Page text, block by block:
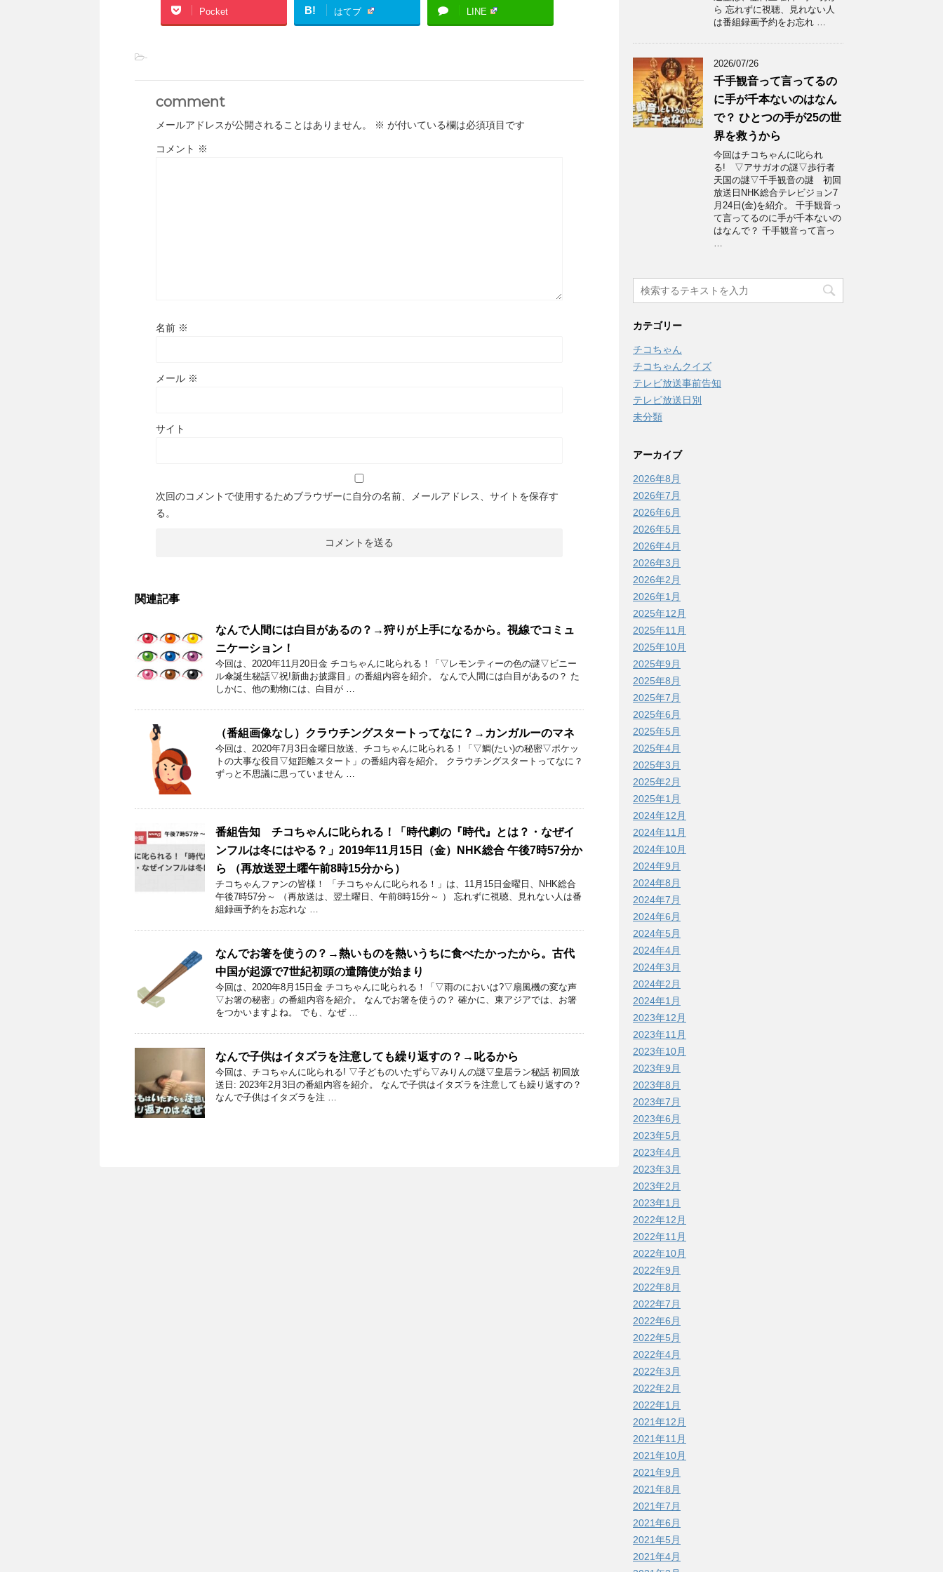
Pocket B! はてブ LINE
-
comment
メールアドレスが公開されることはありません。 ※ が付いている欄は必須項目です
コメント ※
名前 ※
メール ※
サイト
次回のコメントで使用するためブラウザーに自分の名前、メールアドレス、サイトを保存す
る。
関連記事
なんで人間には白目があるの？→狩りが上手になるから。視線でコミュ
ニケーション！
今回は、2020年11月20日金 チコちゃんに叱られる！「▽レモンティーの色の謎▽ビニー
ル傘誕生秘話▽祝!新曲お披露目」の番組内容を紹介。 なんで人間には白目があるの？ た
しかに、他の動物には、白目が …
（番組画像なし）クラウチングスタートってなに？→カンガルーのマネ
今回は、2020年7月3日金曜日放送、チコちゃんに叱られる！「▽鯛(たい)の秘密▽ポケッ
トの大事な役目▽短距離スタート」の番組内容を紹介。 クラウチングスタートってなに？
ずっと不思議に思っていません …
番組告知 チコちゃんに叱られる！「時代劇の『時代』とは？・なぜイ
ンフルは冬にはやる？」2019年11月15日（金）NHK総合 午後7時57分か
ら （再放送翌土曜午前8時15分から）
チコちゃんファンの皆様！ 「チコちゃんに叱られる！」​は、11月15日金曜日、NHK総合
午後7時57分～ （再放送は、翌土曜日、午前8時15分～ ） 忘れずに視聴、見れない人は番
組録画予約をお忘れな …
なんでお箸を使うの？→熱いものを熱いうちに食べたかったから。古代
中国が起源で7世紀初頭の遣隋使が始まり
今回は、2020年8月15日金 チコちゃんに叱られる！「▽雨のにおいは?▽扇風機の変な声
▽お箸の秘密」の番組内容を紹介。 なんでお箸を使うの？ 確かに、東アジアでは、お箸
をつかいますよね。 でも、なぜ …
なんで子供はイタズラを注意しても繰り返すの？→叱るから
今回は、チコちゃんに叱られる! ▽子どものいたずら▽みりんの謎▽皇居ラン秘話 初回放
送日: 2023年2月3日の番組内容を紹介。 なんで子供はイタズラを注意しても繰り返すの？
なんで子供はイタズラを注 …
ら 忘れずに視聴、見れない人
は番組録画予約をお忘れ …
2026/07/26
千手観音って言ってるの
に手が千本ないのはなん
で？ ひとつの手が25の世
界を救うから
今回はチコちゃんに叱られ
る! ▽アサガオの謎▽歩行者
天国の謎▽千手観音の謎 初回
放送日NHK総合テレビジョン7
月24日(金)を紹介。 千手観音っ
て言ってるのに手が千本ないの
はなんで？ 千手観音って言っ
…
カテゴリー
チコちゃん
チコちゃんクイズ
テレビ放送事前告知
テレビ放送日別
未分類
アーカイブ
2026年8月
2026年7月
2026年6月
2026年5月
2026年4月
2026年3月
2026年2月
2026年1月
2025年12月
2025年11月
2025年10月
2025年9月
2025年8月
2025年7月
2025年6月
2025年5月
2025年4月
2025年3月
2025年2月
2025年1月
2024年12月
2024年11月
2024年10月
2024年9月
2024年8月
2024年7月
2024年6月
2024年5月
2024年4月
2024年3月
2024年2月
2024年1月
2023年12月
2023年11月
2023年10月
2023年9月
2023年8月
2023年7月
2023年6月
2023年5月
2023年4月
2023年3月
2023年2月
2023年1月
2022年12月
2022年11月
2022年10月
2022年9月
2022年8月
2022年7月
2022年6月
2022年5月
2022年4月
2022年3月
2022年2月
2022年1月
2021年12月
2021年11月
2021年10月
2021年9月
2021年8月
2021年7月
2021年6月
2021年5月
2021年4月